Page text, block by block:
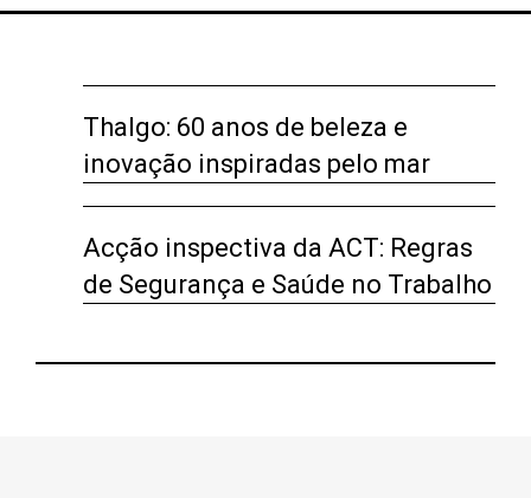
Thalgo: 60 anos de beleza e
inovação inspiradas pelo mar
Acção inspectiva da ACT: Regras
de Segurança e Saúde no Trabalho